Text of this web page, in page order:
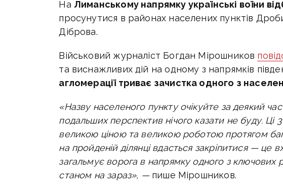
На Лиманському напрямку українські воїни
просунутися в районах населених пунктів
Діброва.
Військовий журналіст Богдан Мірошников
та виснажливих дій на одному з напрямків
агломерації триває зачистка одного з
«Назву населеного пункту очікуйте за деякий
подальших перспектив нічого казати не буду. Ці
великою ціною та великою роботою протягом
на пройденій ділянці вдасться закріпитися — це
загальмує ворога в напрямку одного з ключових
станом на зараз», — пише Мірошников.